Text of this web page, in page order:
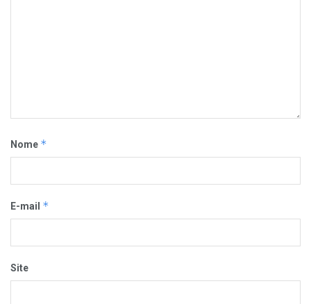
Nome *
E-mail *
Site